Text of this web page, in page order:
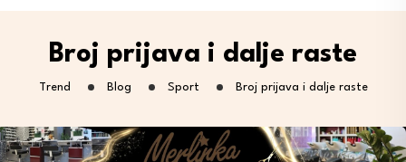
Broj prijava i dalje raste
Trend Blog Sport Broj prijava i dalje raste